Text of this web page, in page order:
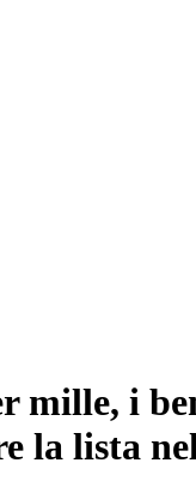
mille, i
la lista